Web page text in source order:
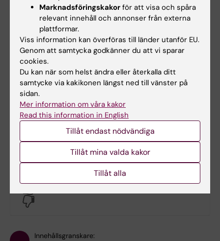
Behandling av personuppgifter
Dataskyddsförordningen (GDPR) reglerar
hanteringen av personuppgifter i all KI:s
verksamhet. Läs mer om det på sidan om
GDPR på Karolinska Institutet.
Mejla oss dina förslag
Har du idéer eller förslag på hur du skulle vilja
engagera dig? Mejlaalumni@ki.se.
Hade du nytta av informationen på denna sida?
Innehållsgranskare:
Marknadsföringskakor för att visa och spåra
relevant innehåll och annonser från externa
plattformar.
Viss information kan överföras till länder utanför EU.
Genom att samtycka godkänner du att vi sparar
cookies.
Du kan när som helst ändra eller återkalla ditt
samtycke via kakikonen längst ned till vänster på
sidan.
Mer information om våra kakor
Read this information in English
Tillåt endast nödvändiga
Tillåt mina valda kakor
Tillåt alla